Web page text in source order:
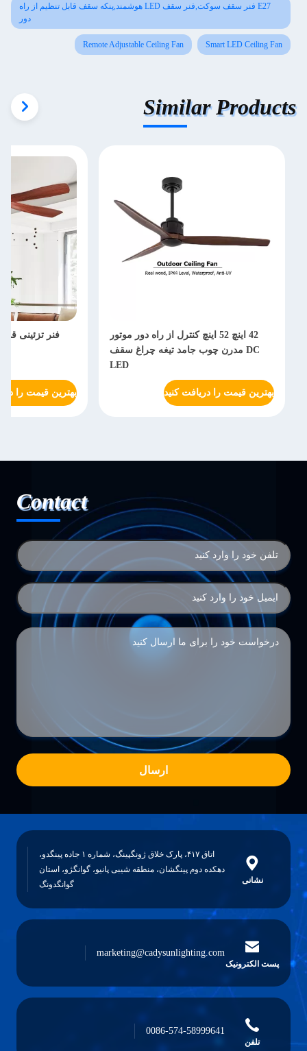
E27 فنر سقف سوکت,فنر سقف LED هوشمند,پنکه سقف قابل تنظیم از راه
دور
Smart LED Ceiling Fan
Remote Adjustable Ceiling Fan
Similar Products
42 اینچ 52 اینچ کنترل از راه دور موتور
DC مدرن چوب جامد تیغه چراغ سقف
LED
بهترین قیمت را دریافت کنید بهترین قیمت را
Contact
ارسال
نشانی
اتاق ۴۱۷، پارک خلاق ژونگپینگ، شماره ۱ جاده پینگدو،
دهکده دوم پینگشان، منطقه شیبی پانیو، گوانگژو، استان
گوانگدونگ
پست الکترونیک
marketing@cadysunlighting.com
تلفن
0086-574-58999641